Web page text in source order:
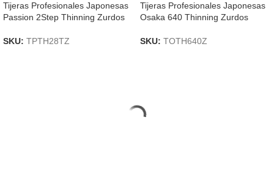
Tijeras Profesionales Japonesas
Passion 2Step Thinning Zurdos
SKU: TPTH28TZ
Tijeras Profesionales Japonesas
Osaka 640 Thinning Zurdos
SKU: TOTH640Z